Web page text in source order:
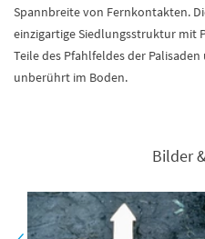
Spannbreite von Fernkontakten.
einzigartige Siedlungsstruktur mit
Teile des Pfahlfeldes der
unberührt im Boden.
Bilder